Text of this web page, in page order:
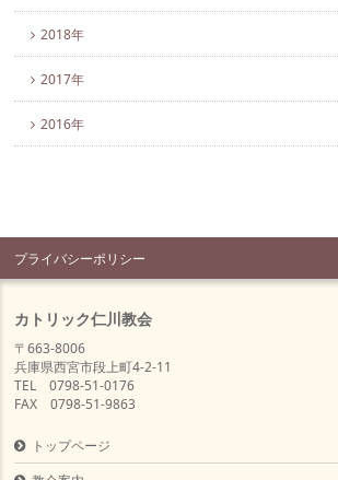
2018年
2017年
2016年
プライバシーポリシー
カトリック仁川教会
〒663-8006
兵庫県西宮市段上町4-2-11
TEL 0798-51-0176
FAX 0798-51-9863
トップページ